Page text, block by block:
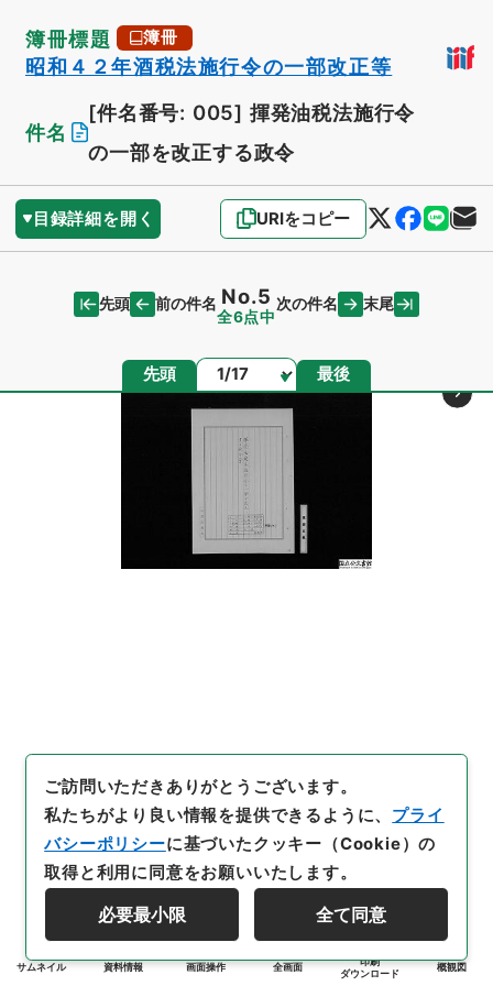
簿冊標題 簿冊
昭和４２年酒税法施行令の一部改正等
件名
[件名番号: 005] 揮発油税法施行令
の一部を改正する政令
目録詳細を開く URIをコピー
先頭 前の件名 No.5
全6点中
次の件名 末尾
先頭 ページ 最後
サムネイル 資料情報 画面操作 全画面
印刷
ダウンロード
概観図
ご訪問いただきありがとうございます。
私たちがより良い情報を提供できるように、 プライ
バシーポリシーに基づいたクッキー（Cookie）の
取得と利用に同意をお願いいたします。
必要最小限 全て同意